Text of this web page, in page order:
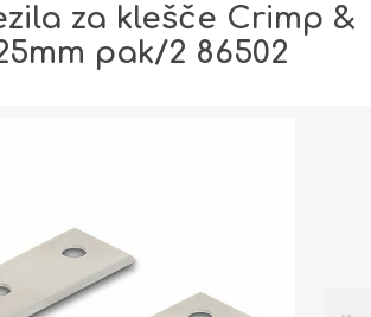
za klešče Crimp &
pak/2 86502